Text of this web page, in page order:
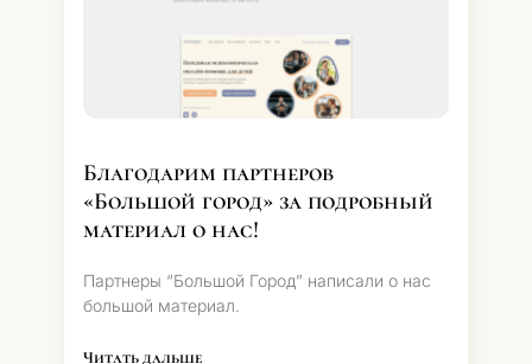
Благодарим партнеров
«Большой город» за подробный
материал о нас!
Партнеры “Большой Город” написали о нас
большой материал.
Читать дальше